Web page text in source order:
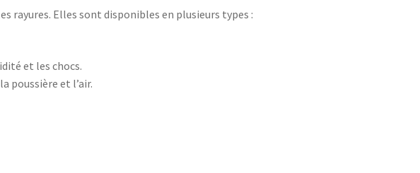
rayures. Elles sont disponibles en plusieurs types :
et les chocs.
poussière et l’air.